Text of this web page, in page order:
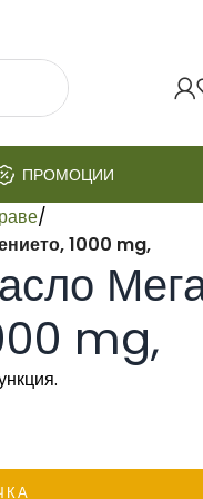
ПРОМОЦИИ
/
1000 mg,
mg,